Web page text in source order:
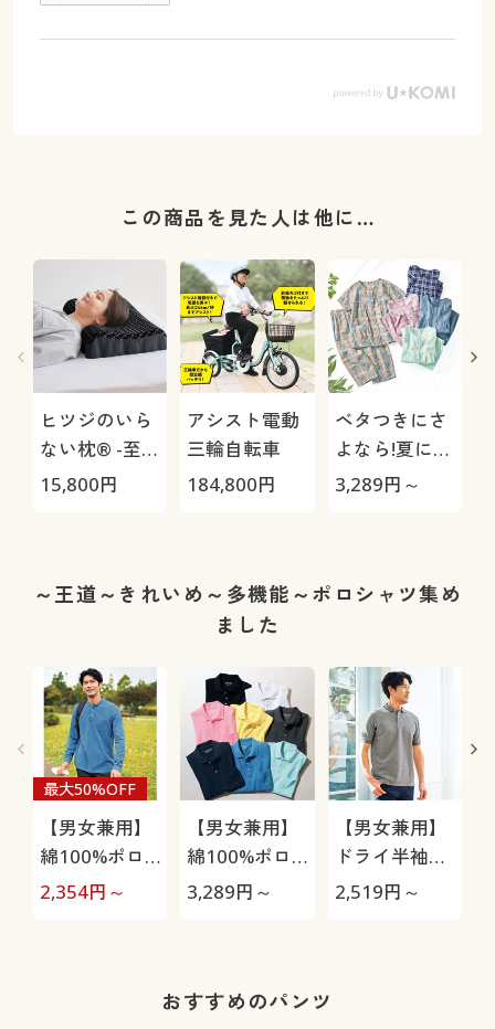
この商品を見た人は他に…
ヒツジのいら
ない枕® -至
極-
15,800円
アシスト電動
三輪自転車
184,800円
ベタつきにさ
よなら!夏に心
地いい爽やか
3,289円～
～王道～きれいめ～多機能～ポロシャツ集め
ました
【男女兼用】
綿100%ポロ
シャツ(長袖)
最大50%OFF
2,354円～
【男女兼用】
綿100%ポロ
シャツ(半袖)
3,289円～
【男女兼用】
ドライ半袖ポ
ロシャツ/吸汗
2,519円～
おすすめのパンツ